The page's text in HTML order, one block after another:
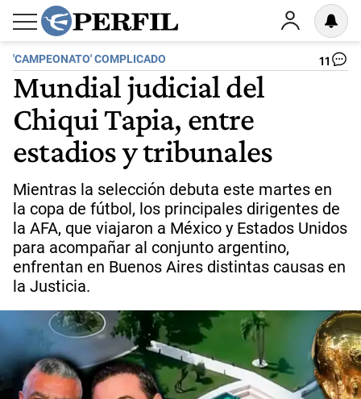
'CAMPEONATO' COMPLICADO 11
Mundial judicial del
Chiqui Tapia, entre
estadios y tribunales
Mientras la selección debuta este martes en
la copa de fútbol, los principales dirigentes de
la AFA, que viajaron a México y Estados Unidos
para acompañar al conjunto argentino,
enfrentan en Buenos Aires distintas causas en
la Justicia.